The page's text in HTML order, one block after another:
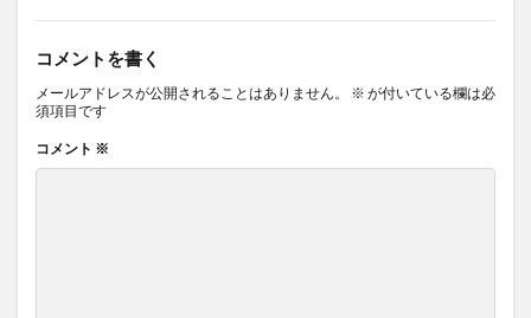
コメントを書く
メールアドレスが公開されることはありません。 ※ が付いている欄は必
須項目です
コメント ※